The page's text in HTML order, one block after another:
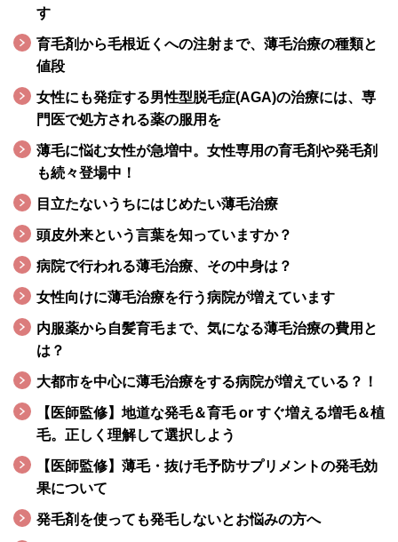
す
育毛剤から毛根近くへの注射まで、薄毛治療の種類と
値段
女性にも発症する男性型脱毛症(AGA)の治療には、専
門医で処方される薬の服用を
薄毛に悩む女性が急増中。女性専用の育毛剤や発毛剤
も続々登場中！
目立たないうちにはじめたい薄毛治療
頭皮外来という言葉を知っていますか？
病院で行われる薄毛治療、その中身は？
女性向けに薄毛治療を行う病院が増えています
内服薬から自髪育毛まで、気になる薄毛治療の費用と
は？
大都市を中心に薄毛治療をする病院が増えている？！
【医師監修】地道な発毛＆育毛 or すぐ増える増毛＆植
毛。正しく理解して選択しよう
【医師監修】薄毛・抜け毛予防サプリメントの発毛効
果について
発毛剤を使っても発毛しないとお悩みの方へ